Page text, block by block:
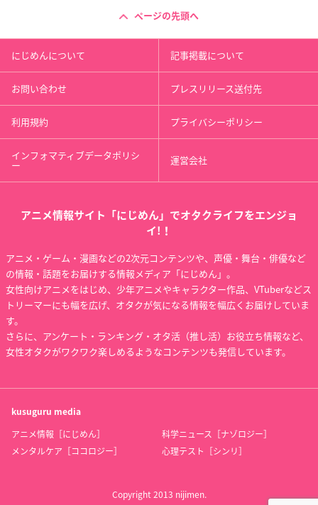
ページの先頭へ
にじめんについて 記事掲載について
お問い合わせ プレスリリース送付先
利用規約 プライバシーポリシー
インフォマティブデータポリシ
ー 運営会社
アニメ情報サイト「にじめん」でオタクライフをエンジョ
イ!！
アニメ・ゲーム・漫画などの2次元コンテンツや、声優・舞台・俳優など
の情報・話題をお届けする情報メディア「にじめん」。
女性向けアニメをはじめ、少年アニメやキャラクター作品、VTuberなどス
トリーマーにも幅を広げ、オタクが気になる情報を幅広くお届けしていま
す。
さらに、アンケート・ランキング・オタ活（推し活）お役立ち情報など、
女性オタクがワクワク楽しめるようなコンテンツも発信しています。
kusuguru media
アニメ情報［にじめん］
科学ニュース［ナゾロジー］
メンタルケア［ココロジー］
心理テスト［シンリ］
Copyright 2013 nijimen.